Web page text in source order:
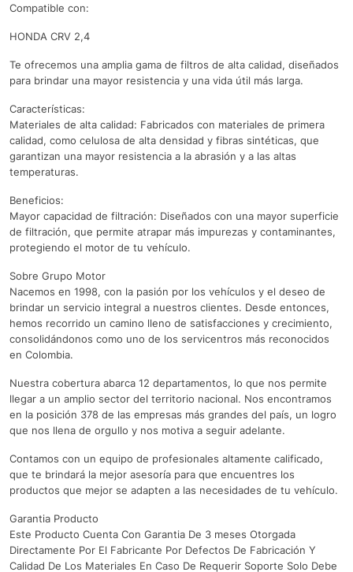
Compatible con:
HONDA CRV 2,4
Te ofrecemos una amplia gama de filtros de alta calidad, diseñados
para brindar una mayor resistencia y una vida útil más larga.
Características:
Materiales de alta calidad: Fabricados con materiales de primera
calidad, como celulosa de alta densidad y fibras sintéticas, que
garantizan una mayor resistencia a la abrasión y a las altas
temperaturas.
Beneficios:
Mayor capacidad de filtración: Diseñados con una mayor superficie
de filtración, que permite atrapar más impurezas y contaminantes,
protegiendo el motor de tu vehículo.
Sobre Grupo Motor
Nacemos en 1998, con la pasión por los vehículos y el deseo de
brindar un servicio integral a nuestros clientes. Desde entonces,
hemos recorrido un camino lleno de satisfacciones y crecimiento,
consolidándonos como uno de los servicentros más reconocidos
en Colombia.
Nuestra cobertura abarca 12 departamentos, lo que nos permite
llegar a un amplio sector del territorio nacional. Nos encontramos
en la posición 378 de las empresas más grandes del país, un logro
que nos llena de orgullo y nos motiva a seguir adelante.
Contamos con un equipo de profesionales altamente calificado,
que te brindará la mejor asesoría para que encuentres los
productos que mejor se adapten a las necesidades de tu vehículo.
Garantia Producto
Este Producto Cuenta Con Garantia De 3 meses Otorgada
Directamente Por El Fabricante Por Defectos De Fabricación Y
Calidad De Los Materiales En Caso De Requerir Soporte Solo Debe